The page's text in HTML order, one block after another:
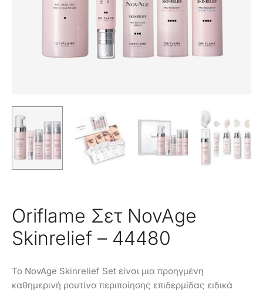
Oriflame Σετ NovAge
Skinrelief – 44480
Το NovAge Skinrelief Set είναι μια προηγμένη
καθημερινή ρουτίνα περιποίησης επιδερμίδας ειδικά